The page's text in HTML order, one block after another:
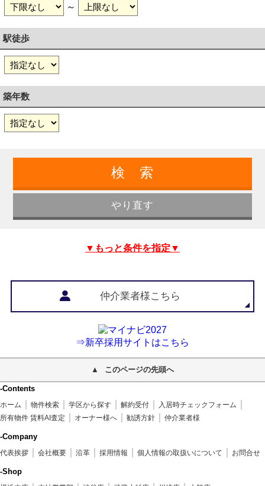
～
駅徒歩
築年数
▼もっと条件を指定▼
仲介業者様こちら
⇒新卒採用サイトはこちら
このページの先頭へ
-Contents
ホーム 物件検索 学区から探す 解約受付
入居時チェックフォーム
所有物件 賃料AI査定
オーナー様へ 勧誘方針 仲介業者様
-Company
代表挨拶 会社概要 沿革 採用情報 個人情報の取扱いについて お問合せ
-Shop